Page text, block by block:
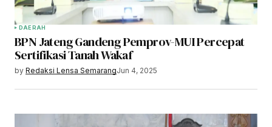
DAERAH
BPN Jateng Gandeng Pemprov-MUI Percepat
Sertifikasi Tanah Wakaf
by Redaksi Lensa SemarangJun 4, 2025